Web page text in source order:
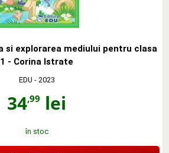
si explorarea mediului pentru clasa
1 - Corina Istrate
EDU - 2023
34,99 lei
în stoc